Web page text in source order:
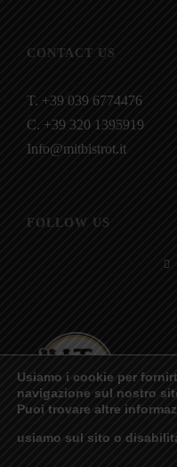
CONTACT US
T. +39 039 6774476
C. +39 320 1395919
Info@mitbistrot.it
FOLLOW US
Usiamo i cookie per
navigazione sul nostro
Puoi trovare altre
usiamo sul sito o